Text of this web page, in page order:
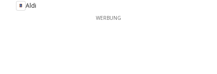
Aldi
WERBUNG